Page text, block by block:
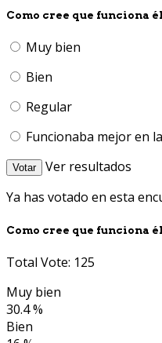
Como cree que funciona
Muy bien
Bien
Regular
Funcionaba mejor en
Votar
Ver resultados
Ya has votado en esta
Como cree que funciona
Total Vote: 125
Muy bien
30.4 %
Bien